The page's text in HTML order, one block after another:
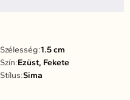
Szélesség:1.5 cm
Szín:Ezüst, Fekete
Stílus:Sima